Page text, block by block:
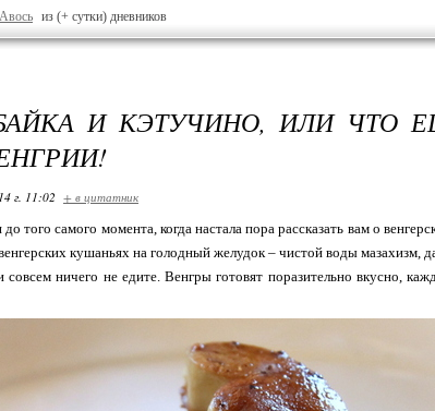
Авось из (+ сутки) дневников
И КЭТУЧИНО, ИЛИ ЧТО
г. 11:02 + в цитатник
того самого момента, когда настала пора рассказать вам о
кушаньях на голодный желудок – чистой воды мазахизм,
ничего не едите. Венгры готовят поразительно вкусно,